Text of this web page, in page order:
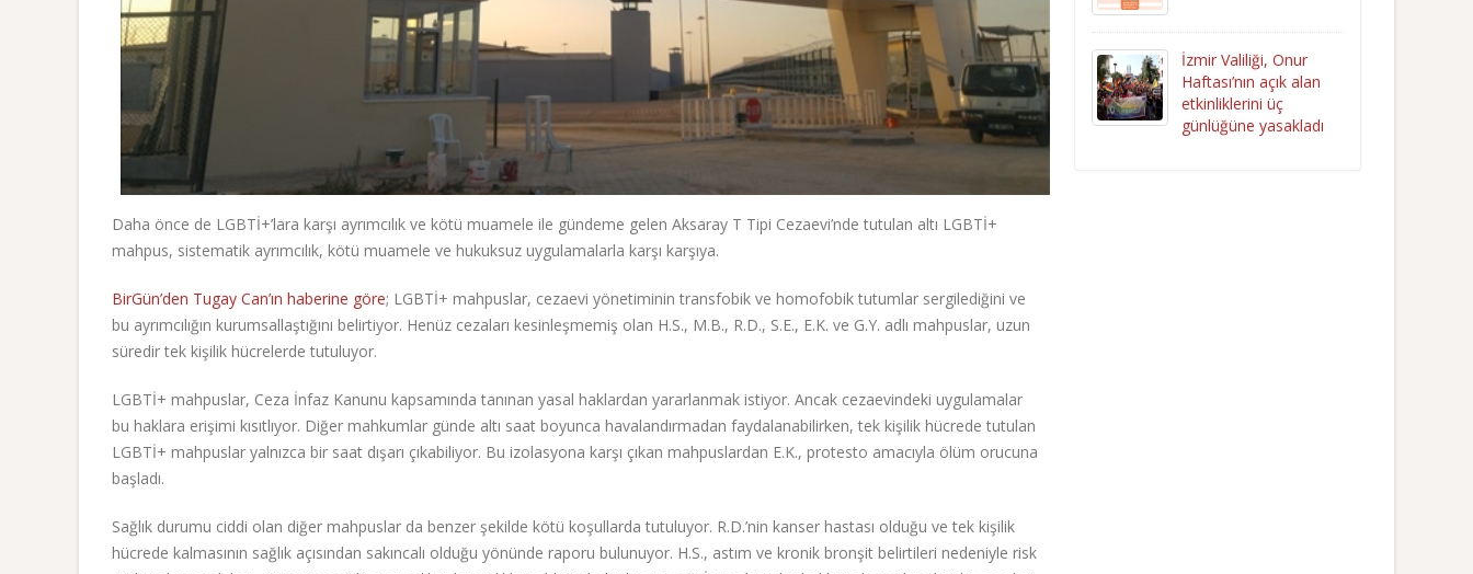
Daha önce de LGBTİ+’lara karşı ayrımcılık ve kötü muamele ile gündeme gelen Aksaray T Tipi Cezaevi’nde tutulan altı LGBTİ+
mahpus, sistematik ayrımcılık, kötü muamele ve hukuksuz uygulamalarla karşı karşıya.
BirGün’den Tugay Can’ın haberine göre; LGBTİ+ mahpuslar, cezaevi yönetiminin transfobik ve homofobik tutumlar sergilediğini ve
bu ayrımcılığın kurumsallaştığını belirtiyor. Henüz cezaları kesinleşmemiş olan H.S., M.B., R.D., S.E., E.K. ve G.Y. adlı mahpuslar, uzun
süredir tek kişilik hücrelerde tutuluyor.
LGBTİ+ mahpuslar, Ceza İnfaz Kanunu kapsamında tanınan yasal haklardan yararlanmak istiyor. Ancak cezaevindeki uygulamalar
bu haklara erişimi kısıtlıyor. Diğer mahkumlar günde altı saat boyunca havalandırmadan faydalanabilirken, tek kişilik hücrede tutulan
LGBTİ+ mahpuslar yalnızca bir saat dışarı çıkabiliyor. Bu izolasyona karşı çıkan mahpuslardan E.K., protesto amacıyla ölüm orucuna
başladı.
Sağlık durumu ciddi olan diğer mahpuslar da benzer şekilde kötü koşullarda tutuluyor. R.D.’nin kanser hastası olduğu ve tek kişilik
hücrede kalmasının sağlık açısından sakıncalı olduğu yönünde raporu bulunuyor. H.S., astım ve kronik bronşit belirtileri nedeniyle risk
İzmir Valiliği, Onur
Haftası’nın açık alan
etkinliklerini üç
günlüğüne yasakladı